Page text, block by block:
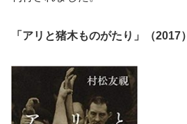
「アリと猪木ものがたり」（2017）